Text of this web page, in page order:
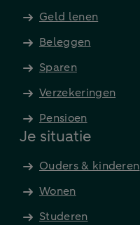
Geld lenen
Beleggen
Sparen
Verzekeringen
Pensioen
Je situatie
Ouders & kinderen
Wonen
Studeren